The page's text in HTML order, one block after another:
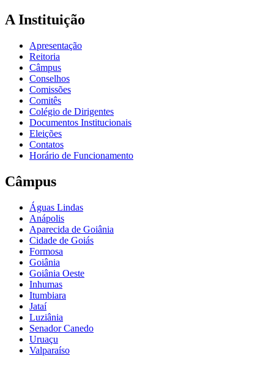
A Instituição
Apresentação
Reitoria
Câmpus
Conselhos
Comissões
Comitês
Colégio de Dirigentes
Documentos Institucionais
Eleições
Contatos
Horário de Funcionamento
Câmpus
Águas Lindas
Anápolis
Aparecida de Goiânia
Cidade de Goiás
Formosa
Goiânia
Goiânia Oeste
Inhumas
Itumbiara
Jataí
Luziânia
Senador Canedo
Uruaçu
Valparaíso